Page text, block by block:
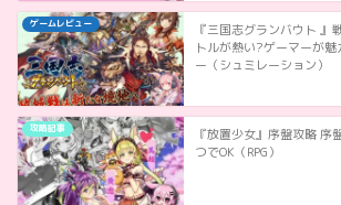
ゲームレビュー
『三国志グランバウト 』
トルが熱い?ゲーマーが
ー（シュミレーション）
攻略記事
『放置少女』序盤攻略 序
つでOK（RPG）